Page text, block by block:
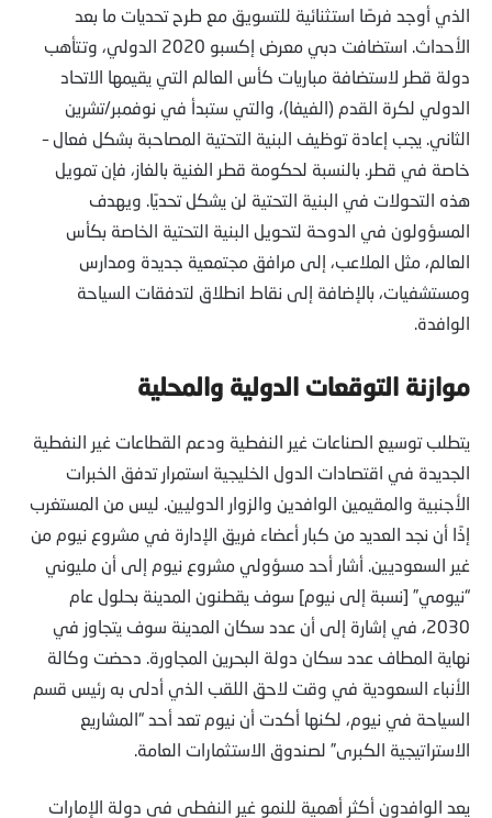
الذي أوجد فرصًا استثنائية للتسويق مع طرح تحديات ما بعد
الأحداث. استضافت دبي معرض إكسبو 2020 الدولي، وتتأهب
دولة قطر لاستضافة مباريات كأس العالم التي يقيمها الاتحاد
الدولي لكرة القدم (الفيفا)، والتي ستبدأ في نوفمبر/تشرين
الثاني. يجب إعادة توظيف البنية التحتية المصاحبة بشكل فعال –
خاصة في قطر. بالنسبة لحكومة قطر الغنية بالغاز، فإن تمويل
هذه التحولات في البنية التحتية لن يشكل تحديًا. ويهدف
المسؤولون في الدوحة لتحويل البنية التحتية الخاصة بكأس
العالم، مثل الملاعب، إلى مرافق مجتمعية جديدة ومدارس
ومستشفيات، بالإضافة إلى نقاط انطلاق لتدفقات السياحة
الوافدة.
موازنة التوقعات الدولية والمحلية
يتطلب توسيع الصناعات غير النفطية ودعم القطاعات غير النفطية
الجديدة في اقتصادات الدول الخليجية استمرار تدفق الخبرات
الأجنبية والمقيمين الوافدين والزوار الدوليين. ليس من المستغرب
إذًا أن نجد العديد من كبار أعضاء فريق الإدارة في مشروع نيوم من
غير السعوديين. أشار أحد مسؤولي مشروع نيوم إلى أن مليوني
“نيومي” [نسبة إلى نيوم] سوف يقطنون المدينة بحلول عام
2030، في إشارة إلى أن عدد سكان المدينة سوف يتجاوز في
نهاية المطاف عدد سكان دولة البحرين المجاورة. دحضت وكالة
الأنباء السعودية في وقت لاحق اللقب الذي أدلى به رئيس قسم
السياحة في نيوم، لكنها أكدت أن نيوم تعد أحد “المشاريع
الاستراتيجية الكبرى” لصندوق الاستثمارات العامة.
يعد الوافدون أكثر أهمية للنمو غير النفطي في دولة الإمارات